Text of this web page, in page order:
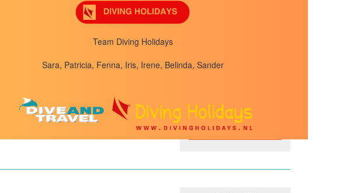
BEKIJK
SANDS APPARTEMENTEN
Duikcentrum Maltaqua op 100m
Team Diving Holidays
Sara, Patricia, Fenna, Iris, Irene, Belinda, Sander